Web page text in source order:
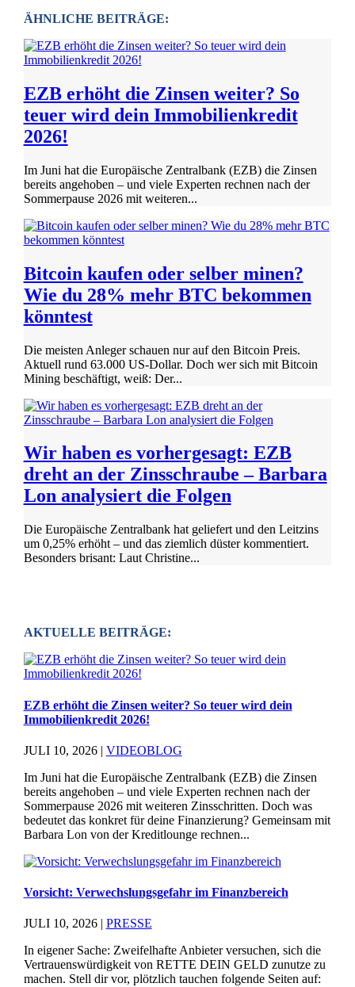
ÄHNLICHE BEITRÄGE:
EZB erhöht die Zinsen weiter? So
teuer wird dein Immobilienkredit
2026!
Im Juni hat die Europäische Zentralbank (EZB) die Zinsen
bereits angehoben – und viele Experten rechnen nach der
Sommerpause 2026 mit weiteren...
Bitcoin kaufen oder selber minen?
Wie du 28% mehr BTC bekommen
könntest
Die meisten Anleger schauen nur auf den Bitcoin Preis.
Aktuell rund 63.000 US-Dollar. Doch wer sich mit Bitcoin
Mining beschäftigt, weiß: Der...
Wir haben es vorhergesagt: EZB
dreht an der Zinsschraube – Barbara
Lon analysiert die Folgen
Die Europäische Zentralbank hat geliefert und den Leitzins
um 0,25% erhöht – und das ziemlich düster kommentiert.
Besonders brisant: Laut Christine...
AKTUELLE BEITRÄGE:
EZB erhöht die Zinsen weiter? So teuer wird dein
Immobilienkredit 2026!
JULI 10, 2026| VIDEOBLOG
Im Juni hat die Europäische Zentralbank (EZB) die Zinsen
bereits angehoben – und viele Experten rechnen nach der
Sommerpause 2026 mit weiteren Zinsschritten. Doch was
bedeutet das konkret für deine Finanzierung? Gemeinsam mit
Barbara Lon von der Kreditlounge rechnen...
Vorsicht: Verwechslungsgefahr im Finanzbereich
JULI 10, 2026| PRESSE
In eigener Sache: Zweifelhafte Anbieter versuchen, sich die
Vertrauenswürdigkeit von RETTE DEIN GELD zunutze zu
machen. Stell dir vor, plötzlich tauchen folgende Seiten auf: